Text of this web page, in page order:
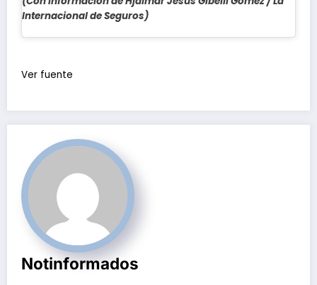
Internacional de Seguros)
de
Ver fuente
Notinformados